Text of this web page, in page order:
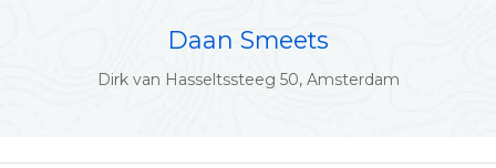
Daan Smeets
Dirk van Hasseltssteeg 50, Amsterdam